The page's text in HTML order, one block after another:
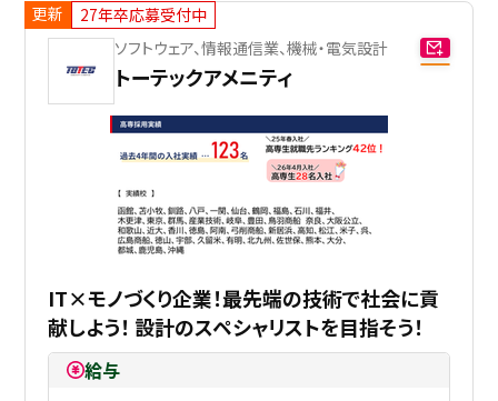
更新
27年卒応募受付中
ソフトウェア、情報通信業、機械・電気設計
トーテックアメニティ
IT×モノづくり企業！最先端の技術で社会に貢
献しよう！ 設計のスペシャリストを目指そう！
給与